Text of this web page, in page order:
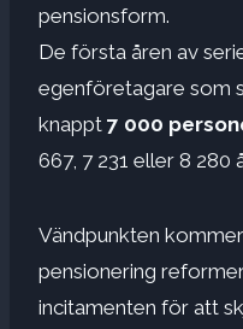
pensionsform.
De första åren av
egenföretagare som
knappt 7 000
667, 7 231 eller 8 280
Vändpunkten
pensionering
incitamenten för att